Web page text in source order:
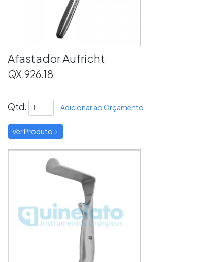
Afastador Aufricht
QX.926.18
Qtd. Adicionar ao Orçamento
Ver Produto